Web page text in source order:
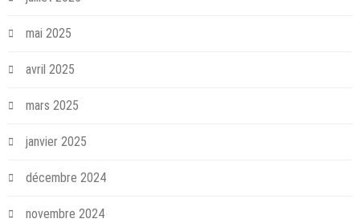
mai 2025
avril 2025
mars 2025
janvier 2025
décembre 2024
novembre 2024